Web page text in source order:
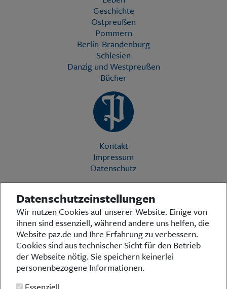
Geschichte
Ostpreußen
Pommern
Berlin-Brandenburg
Schlesien
Danzig und Westpreußen
Bücher
Kontakt
Impressum
Datenschutz
Die Preußische Allgemeine Zeitung (PAZ) ist eine einzigartige Stimme
in der deutschen Medienlandschaft. Woche für Woche berichtet sie
über das aktuelle Zeitgeschehen in Politik, Kultur und Wirtschaft und
bezieht zu den grundlegenden Entwicklungen unserer Gesellschaft
Stellung. In ihrer Arbeit fühlt sich die Redaktion dem traditionellen
preußischen Wertekanon verpflichtet: Das alte Preußen stand und
steht für religiöse und weltanschauliche Toleranz, für Heimatliebe
und Weltoffenheit, für Rechtstaatlichkeit und intellektuelle
Redlichkeit sowie nicht zuletzt für ein von der Vernunft geleitetes
Datenschutzeinstellungen
Wir nutzen Cookies auf unserer Website. Einige von
ihnen sind essenziell, während andere uns helfen, die
Website paz.de und Ihre Erfahrung zu verbessern.
Cookies sind aus technischer Sicht für den Betrieb
der Webseite nötig. Sie speichern keinerlei
personenbezogene Informationen.